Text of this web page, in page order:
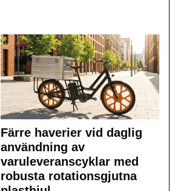
Färre haverier vid daglig
användning av
varuleveranscyklar med
robusta rotationsgjutna